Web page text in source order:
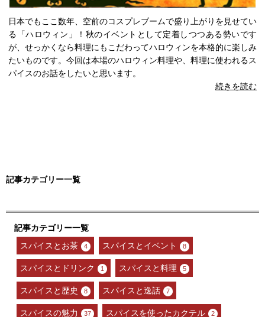
日本でもここ数年、空前のコスプレブームで盛り上がりを見せてい
る「ハロウィン」！秋のイベントとして定着しつつある勢いです
が、せっかくなら料理にもこだわってハロウィンを本格的に楽しみ
たいものです。今回は本場のハロウィン料理や、料理に使われるス
パイスのお話をしたいと思います。
続きを読む
記事カテゴリー一覧
スパイスとお茶 4 スパイスとイベント 8
スパイスとドリンク 1 スパイスと料理 5
スパイスと歴史 8 スパイスと逸話 7
スパイスの魅力 37 スパイスを使ったカクテル 2